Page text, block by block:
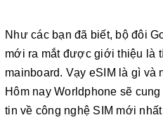
Như các bạn đã biết, bộ đôi
mới ra mắt được giới thiệu là
mainboard. Vạy eSIM là gì và
Hôm nay Worldphone sẽ
tin về công nghệ SIM mới nhất